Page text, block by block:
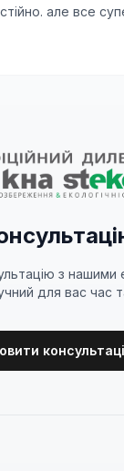
але все
з
для вас час